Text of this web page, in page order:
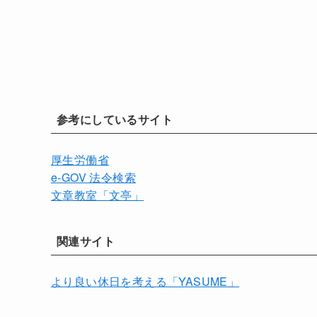
参考にしているサイト
厚生労働省
e-GOV 法令検索
文章教室「文亭」
関連サイト
より良い休日を考える「YASUME」